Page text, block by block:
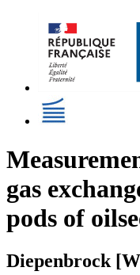
gas
pods of
Diepenbrock